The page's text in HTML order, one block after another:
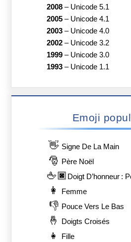
2008– Unicode 5.1
2005– Unicode 4.1
2003– Unicode 4.0
2002– Unicode 3.2
1999– Unicode 3.0
1993– Unicode 1.1
Emoji
👋 Signe De La Main
🎅 Père Noël
🖕🏿 Doigt D’honneur :
👩 Femme
👎 Pouce Vers Le Bas
🤞 Doigts Croisés
👧 Fille